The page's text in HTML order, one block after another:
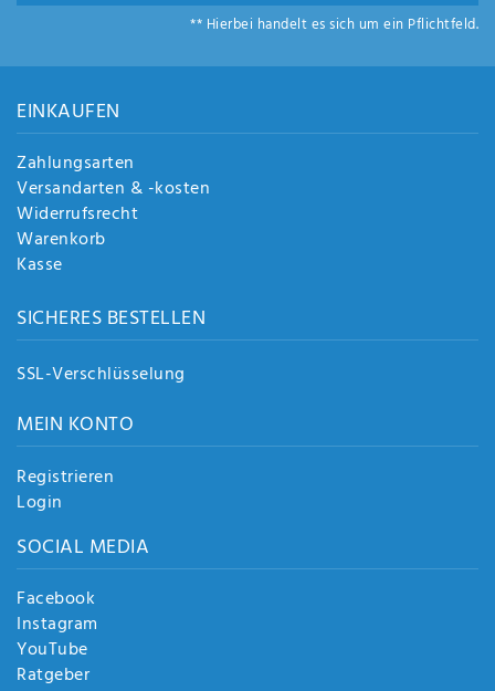
** Hierbei handelt es sich um ein Pflichtfeld.
EINKAUFEN
Zahlungsarten
Versandarten & -kosten
Widerrufsrecht
Warenkorb
Kasse
SICHERES BESTELLEN
SSL-Verschlüsselung
MEIN KONTO
Registrieren
Login
SOCIAL MEDIA
Facebook
Instagram
YouTube
Ratgeber